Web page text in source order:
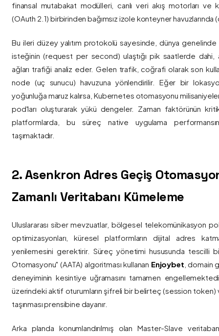
finansal mutabakat modülleri, canlı veri akış motorları ve
(OAuth 2.1) birbirinden bağımsız izole konteyner havuzlarında
Bu ileri düzey yalıtım protokolü sayesinde, dünya genelinde
isteğinin (request per second) ulaştığı pik saatlerde dahi,
ağları trafiği analiz eder. Gelen trafik, coğrafi olarak son
node (uç sunucu) havuzuna yönlendirilir. Eğer bir
yoğunluğa maruz kalırsa, Kubernetes otomasyonu
pod'ları oluşturarak yükü dengeler. Zaman faktörünün
platformlarda, bu süreç native uygulama
taşımaktadır.
2. Asenkron Adres Geçiş
Zamanlı Veritabanı Kümeleme
Uluslararası siber mevzuatlar, bölgesel telekomünikasyon
optimizasyonları, küresel platformların dijital adres
yenilemesini gerektirir. Süreç yönetimi hususunda tescilli
Otomasyonu" (AATA) algoritması kullanan Enjoybet , domain
deneyiminin kesintiye uğramasını tamamen
üzerindeki aktif oturumların şifreli bir belirteç (session token)
taşınması prensibine dayanır.
Arka planda konumlandırılmış olan Master-Slave